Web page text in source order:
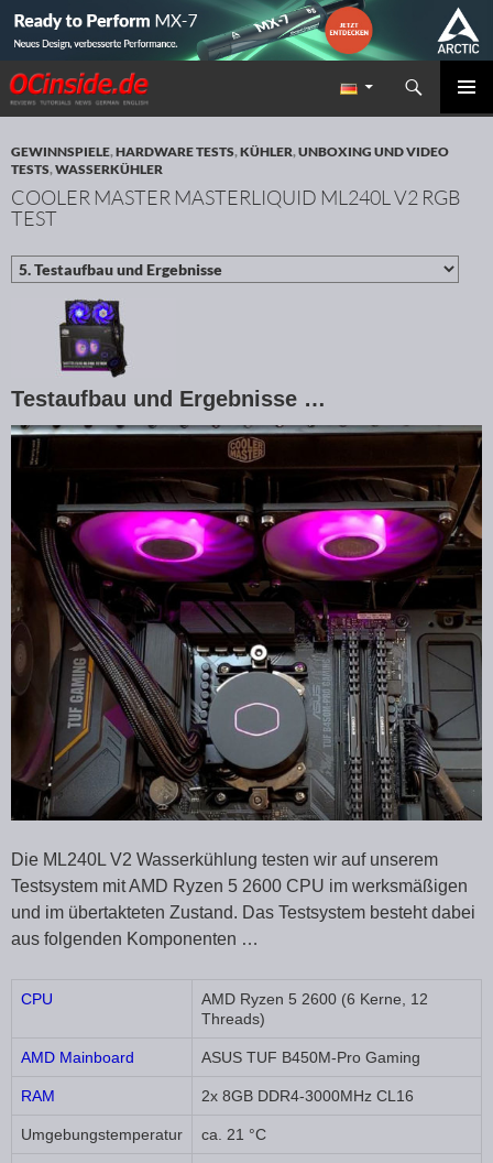
Redaktion ocinside.de PC Hardware Portal
Suchen
ZUM INHALT SPRINGEN
GEWINNSPIELE,HARDWARE TESTS,KÜHLER,UNBOXING UND VIDEO
TESTS,WASSERKÜHLER
COOLER MASTER MASTERLIQUID ML240L V2 RGB
TEST
Testaufbau und Ergebnisse …
Die ML240L V2 Wasserkühlung testen wir auf unserem
Testsystem mit AMD Ryzen 5 2600 CPU im werksmäßigen
und im übertakteten Zustand. Das Testsystem besteht dabei
aus folgenden Komponenten …
CPU
AMD Ryzen 5 2600 (6 Kerne, 12
Threads)
AMD Mainboard ASUS TUF B450M-Pro Gaming
RAM 2x 8GB DDR4-3000MHz CL16
Umgebungstemperatur ca. 21 °C